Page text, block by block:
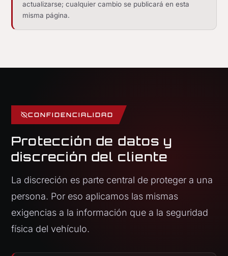
actualizarse; cualquier cambio se publicará en esta
misma página.
CONFIDENCIALIDAD
Protección de datos y
discreción del cliente
La discreción es parte central de proteger a una
persona. Por eso aplicamos las mismas
exigencias a la información que a la seguridad
física del vehículo.